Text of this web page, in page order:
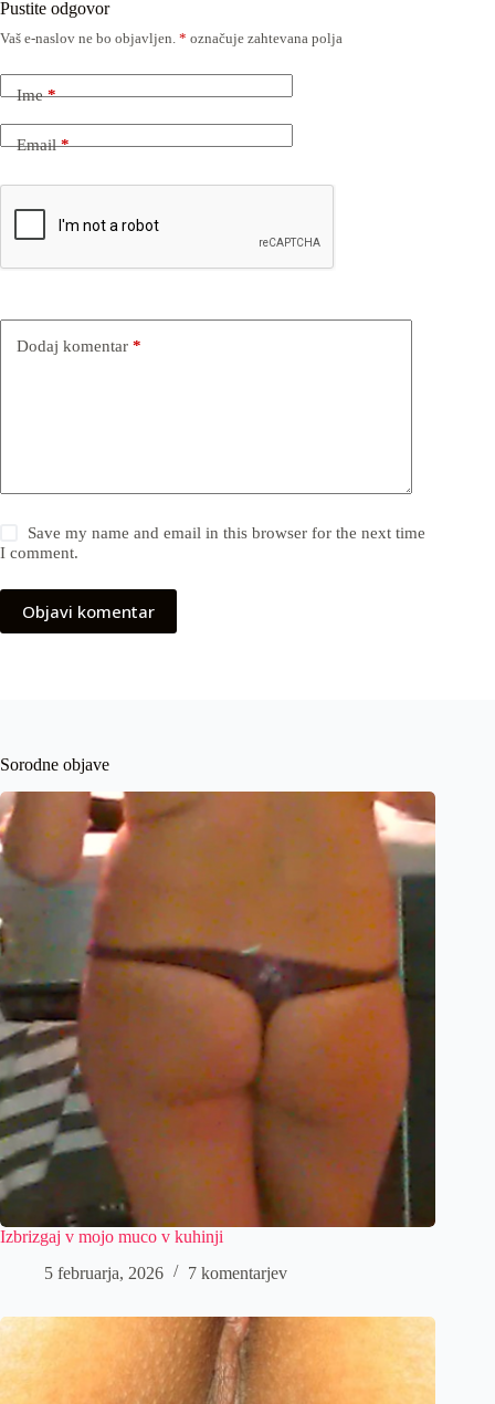
Pustite odgovor
Vaš e-naslov ne bo objavljen. * označuje zahtevana polja
Ime*
Email*
Dodaj komentar *
Save my name and email in this browser for the next time
I comment.
Objavi komentar
Sorodne objave
Izbrizgaj v mojo muco v kuhinji
5 februarja, 2026
7 komentarjev